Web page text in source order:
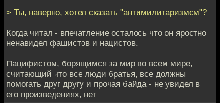
> Ты, наверно, хотел сказать "антимилитаризмом"?
Когда читал - впечатление осталось что он яростно
ненавидел фашистов и нацистов.
Пацифистом, борящимся за мир во всем мире,
считающий что все люди братья, все должны
помогать друг другу и прочая байда - не увидел в
его произведениях, нет